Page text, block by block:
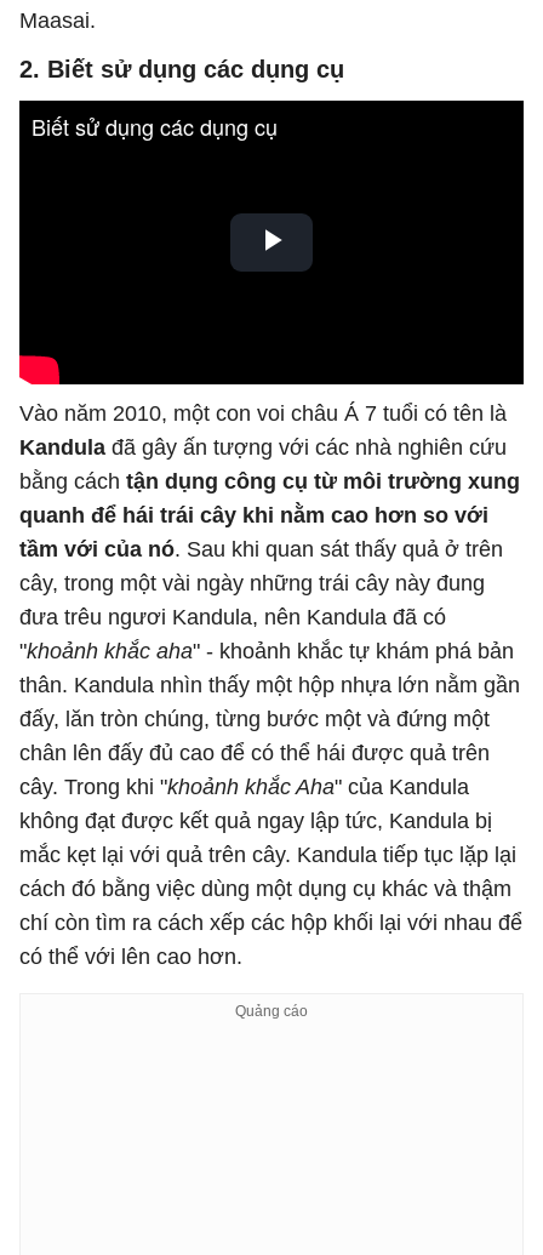
Maasai.
2. Biết sử dụng các dụng cụ
Vào năm 2010, một con voi châu Á 7 tuổi có tên là
Kandula đã gây ấn tượng với các nhà nghiên cứu
bằng cách tận dụng công cụ từ môi trường xung
quanh để hái trái cây khi nằm cao hơn so với
tầm với của nó. Sau khi quan sát thấy quả ở trên
cây, trong một vài ngày những trái cây này đung
đưa trêu ngươi Kandula, nên Kandula đã có
"khoảnh khắc aha" - khoảnh khắc tự khám phá bản
thân. Kandula nhìn thấy một hộp nhựa lớn nằm gần
đấy, lăn tròn chúng, từng bước một và đứng một
chân lên đấy đủ cao để có thể hái được quả trên
cây. Trong khi "khoảnh khắc Aha" của Kandula
không đạt được kết quả ngay lập tức, Kandula bị
mắc kẹt lại với quả trên cây. Kandula tiếp tục lặp lại
cách đó bằng việc dùng một dụng cụ khác và thậm
chí còn tìm ra cách xếp các hộp khối lại với nhau để
có thể với lên cao hơn.